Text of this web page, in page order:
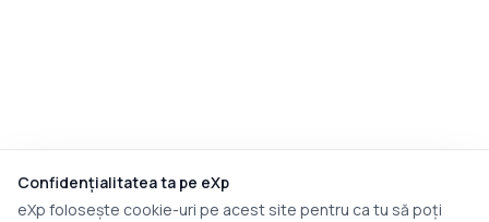
Confidențialitatea ta pe eXp
eXp folosește cookie-uri pe acest site pentru ca tu să poți